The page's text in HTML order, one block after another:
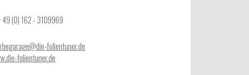
49 (0) 162 - 3109969
folientuner.de
folientuner.de